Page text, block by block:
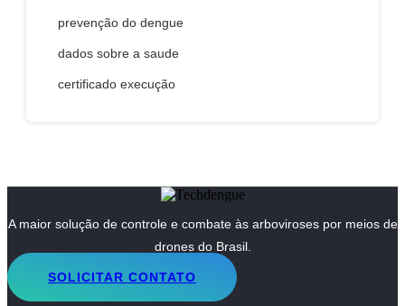
prevenção do dengue
dados sobre a saude
certificado execução
A maior solução de controle e combate às arboviroses por meios de
drones do Brasil.
SOLICITAR CONTATO